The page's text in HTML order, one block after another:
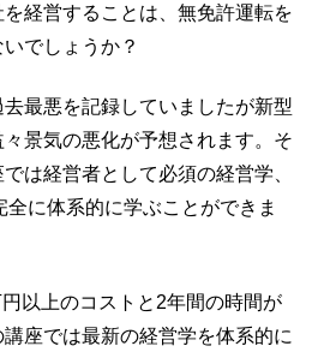
経営することは、無免許運転を
でしょうか？
最悪を記録していましたが新型
景気の悪化が予想されます。そ
は経営者として必須の経営学、
に体系的に学ぶことができま
以上のコストと2年間の時間が
座では最新の経営学を体系的に